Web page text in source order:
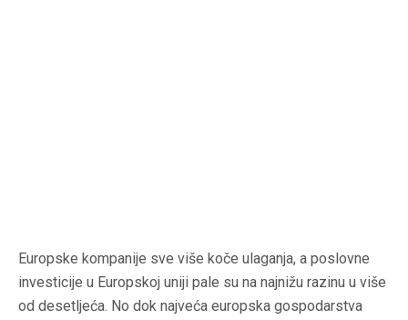
Europske kompanije sve više koče ulaganja, a poslovne
investicije u Europskoj uniji pale su na najnižu razinu u više
od desetljeća. No dok najveća europska gospodarstva